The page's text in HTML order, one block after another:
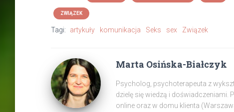
ZWIĄZEK
Tagi: artykuły komunikacja Seks sex Związek
Marta Osińska-Białczyk
Psycholog, psychoterapeuta z
dzielę się wiedzą i doświadczeniami.
online oraz w domu klienta